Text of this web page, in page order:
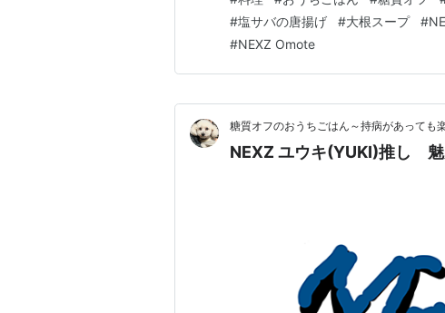
ほうれん草・長ネギ・白滝・ゴマ豆
結び白滝、豆腐、豚バラ肉、イイダ…
#塩サバの唐揚げ #大根スープ #
#NEXZ Omote
糖質オフのおうちごはん～持病があっても
NEXZ ユウキ(YUKI)推し